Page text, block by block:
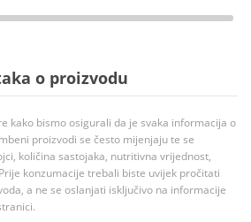
o proizvodu
kako bismo osigurali da je svaka informacija o
proizvodi se često mijenjaju te se
količina sastojaka, nutritivna vrijednost,
konzumacije trebali biste uvijek pročitati
a ne se oslanjati isključivo na informacije